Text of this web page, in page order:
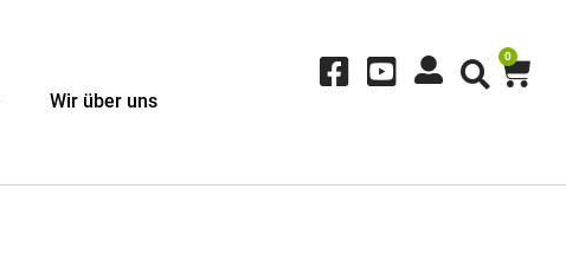
Wir über uns
0